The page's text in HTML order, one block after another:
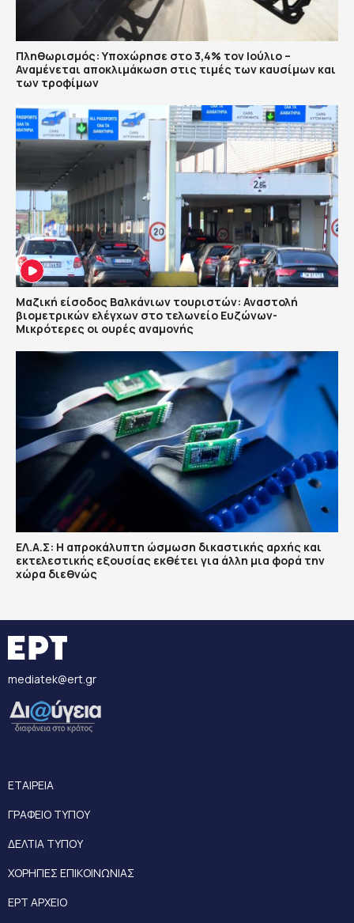
Πληθωρισμός: Υποχώρησε στο 3,4% τον Ιούλιο –
Αναμένεται αποκλιμάκωση στις τιμές των καυσίμων και
των τροφίμων
Μαζική είσοδος Βαλκάνιων τουριστών: Αναστολή
βιομετρικών ελέγχων στο τελωνείο Ευζώνων-
Μικρότερες οι ουρές αναμονής
ΕΛ.Α.Σ: Η απροκάλυπτη ώσμωση δικαστικής αρχής και
εκτελεστικής εξουσίας εκθέτει για άλλη μια φορά την
χώρα διεθνώς
mediatek@ert.gr
ΕΤΑΙΡΕΙΑ
ΓΡΑΦΕΙΟ ΤΥΠΟΥ
ΔΕΛΤΙΑ ΤΥΠΟΥ
ΧΟΡΗΓΙΕΣ ΕΠΙΚΟΙΝΩΝΙΑΣ
ΕΡΤ ΑΡΧΕΙΟ